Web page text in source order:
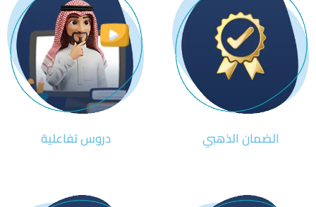
الضمان الذهبي دروس تفاعلية